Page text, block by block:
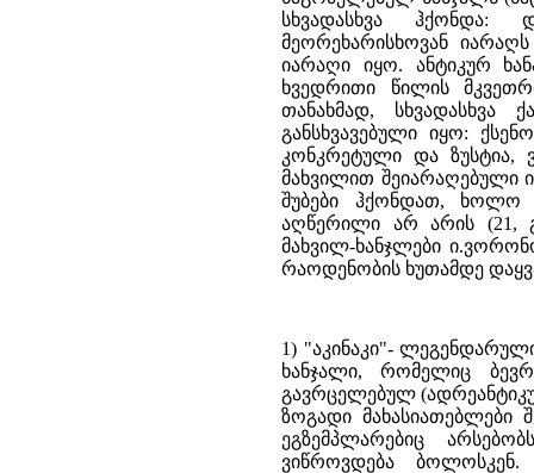
სხვადასხვა ჰქონდა:
მეორეხარისხოვან
იარაღი იყო. ანტიკურ
ხვედრითი წილის
თანახმად, სხვადასხვა
განსხვავებული იყო:
კონკრეტული და ზუსტია,
მახვილით შეიარაღებული
შუბები ჰქონდათ, ხოლო
აღწერილი არ არის (21,
მახვილ-ხანჯლები
რაოდენობის ხუთამდე
1) "აკინაკი"-
ხანჯალი, რომელიც
გავრცელებულ
ზოგადი მახასიათებლები
ეგზემპლარებიც
ვიწროვდება ბოლოსკენ.